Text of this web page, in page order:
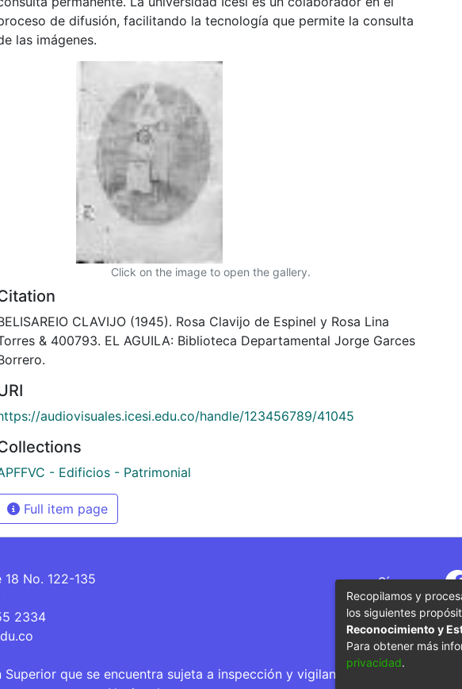
de difusión, facilitando la tecnología que permite la consulta
las imágenes.
Click on the image to open the gallery.
CLAVIJO (1945). Rosa Clavijo de Espinel y Rosa Lina
& 400793. EL AGUILA: Biblioteca Departamental Jorge Garces
audiovisuales.icesi.edu.co/handle/123456789/41045
- Edificios - Patrimonial
Full item page
No. 122-135
2334
Síguenos
que se encuentra sujeta a inspección y vigilancia por parte del
Recopilamos y
los siguientes
Reconocimiento y
Para obtener más
privacidad.